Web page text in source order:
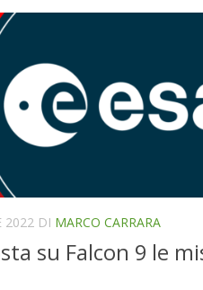
2022 DI MARCO CARRARA
su Falcon 9 le